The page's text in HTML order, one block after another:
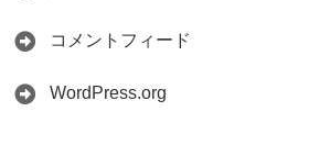
コメントフィード
WordPress.org